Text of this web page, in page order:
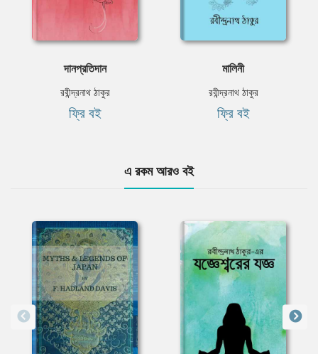
দানপ্রতিদান
রবীন্দ্রনাথ ঠাকুর
ফ্রি বই
মালিনী
রবীন্দ্রনাথ ঠাকুর
ফ্রি বই
এ রকম আরও বই